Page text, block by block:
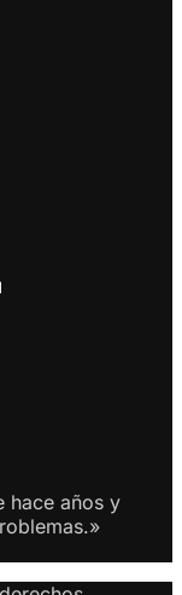
hace años y